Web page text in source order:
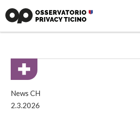
News CH
2.3.2026